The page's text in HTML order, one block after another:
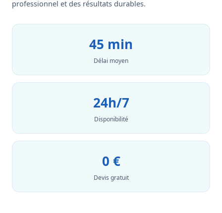
professionnel et des résultats durables.
45 min
Délai moyen
24h/7
Disponibilité
0 €
Devis gratuit